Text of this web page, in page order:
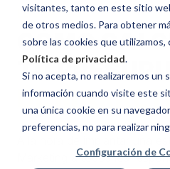
visitantes, tanto en este sitio
de otros medios. Para obtener
sobre las cookies que
Política de privacidad.
Si no acepta, no realizaremos un
información cuando visite este
una única cookie en su
preferencias, no para realizar
Configuración de
EBOOK
CÓMO
TU
DE
Marketing a todos los